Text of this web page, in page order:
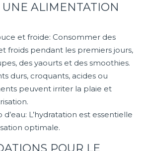
UNE ALIMENTATION
et froide: Consommer des
froids pendant les premiers jours,
des yaourts et des smoothies.
durs, croquants, acides ou
peuvent irriter la plaie et
L’hydratation est essentielle
optimale.
POUR LE